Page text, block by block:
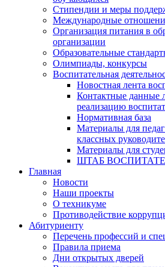
Стипендии и меры
Международные
Организация питания в
организации
Образовательные
Олимпиады, конкурсы
Воспитательная
Новостная лента
Контактные данные
реализацию
Нормативная база
Материалы для
классных
Материалы для
ШТАБ
Главная
Новости
Наши проекты
О техникуме
Противодействие
Абитуриенту
Перечень профессий и
Правила приема
Дни открытых дверей